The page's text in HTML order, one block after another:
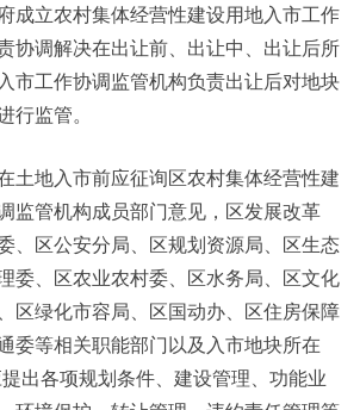
立农村集体经营性建设用地入市工作
协调解决在出让前、出让中、出让后所
市工作协调监管机构负责出让后对地块
行监管。
地入市前应征询区农村集体经营性建
监管机构成员部门意见，区发展改革
、区公安分局、区规划资源局、区生态
委、区农业农村委、区水务局、区文化
区绿化市容局、区国动办、区住房保障
委等相关职能部门以及入市地块所在
出各项规划条件、建设管理、功能业